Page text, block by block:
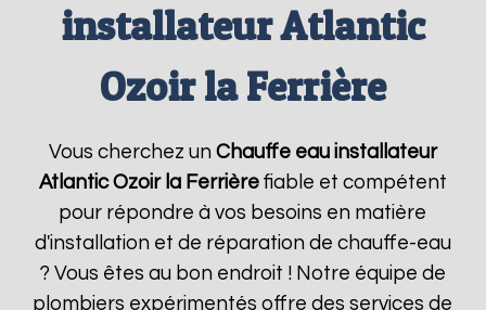
installateur Atlantic
Ozoir la Ferrière
Vous cherchez un Chauffe eau installateur
Atlantic Ozoir la Ferrièrefiable et compétent
pour répondre à vos besoins en matière
d'installation et de réparation de chauffe-eau
? Vous êtes au bon endroit ! Notre équipe de
plombiers expérimentés offre des services de